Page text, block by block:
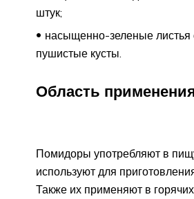
штук;
насыщенно-зеленые листья
пушистые кусты.
Область
Помидоры употребляют в
используют для
Также их применяют в